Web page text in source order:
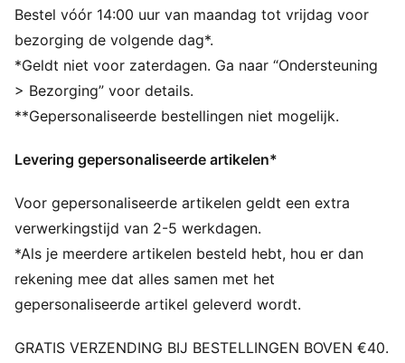
Slijtvast en gemakkelijk schoon te maken bovenwerk
SOFTFOAM+ binnenzool met extra dikke hiel voor
comfort bij het aantrekken.
PUMA-merkdetails
PUMA voor jongeren: Aanbevolen voor oudere
kinderen tussen 8 en 16 jaar
Bestel vóór 14:00 uur van maandag tot vrijdag voor
bezorging de volgende dag*.
*Geldt niet voor zaterdagen. Ga naar “Ondersteuning
> Bezorging” voor details.
**Gepersonaliseerde bestellingen niet mogelijk.
Levering gepersonaliseerde artikelen*
Voor gepersonaliseerde artikelen geldt een extra
verwerkingstijd van 2-5 werkdagen.
*Als je meerdere artikelen besteld hebt, hou er dan
rekening mee dat alles samen met het
gepersonaliseerde artikel geleverd wordt.
GRATIS VERZENDING BIJ BESTELLINGEN BOVEN €40.